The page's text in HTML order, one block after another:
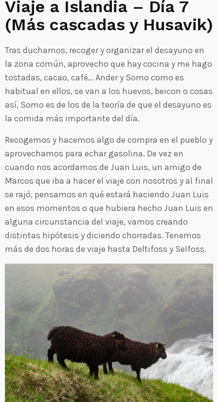
Viaje a Islandia – Día 7
(Más cascadas y Husavik)
Tras ducharnos, recoger y organizar el desayuno en
la zona común, aprovecho que hay cocina y me hago
tostadas, cacao, café… Ander y Somo como es
habitual en ellos, se van a los huevos, beicon o cosas
así, Somo es de los de la teoría de que el desayuno es
la comida más importante del día.
Recogemos y hacemos algo de compra en el pueblo y
aprovechamos para echar gasolina. De vez en
cuando nos acordamos de Juan Luis, un amigo de
Marcos que iba a hacer el viaje con nosotros y al final
se rajó, pensamos en qué estará haciendo Juan Luis
en esos momentos o que hubiera hecho Juan Luis en
alguna circunstancia del viaje, vamos creando
distintas hipótesis y diciendo chorradas. Tenemos
más de dos horas de viaje hasta Deltifoss y Selfoss.